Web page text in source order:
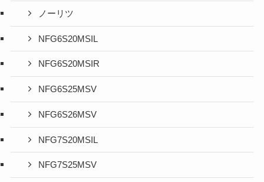
ノーリツ
NFG6S20MSIL
NFG6S20MSIR
NFG6S25MSV
NFG6S26MSV
NFG7S20MSIL
NFG7S25MSV